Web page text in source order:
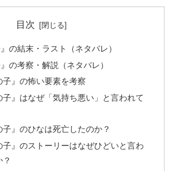
目次
の結末・ラスト（ネタバレ）
の考察・解説（ネタバレ）
子』の怖い要素を考察
子』はなぜ「気持ち悪い」と言われて
』のひなは死亡したのか？
子』のストーリーはなぜひどいと言わ